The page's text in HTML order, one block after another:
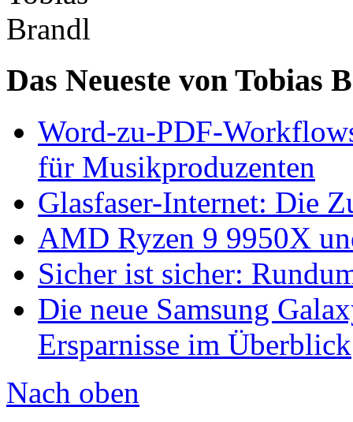
Das Neueste von Tobias
Word-zu-PDF-
für Musikproduzenten
Glasfaser-Internet: Die
AMD Ryzen 9 9950X
Sicher ist sicher:
Die neue Samsung
Ersparnisse im Überblick
Nach oben